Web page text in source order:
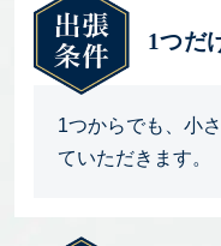
1つだ
1つからでも、小
ていただきます。